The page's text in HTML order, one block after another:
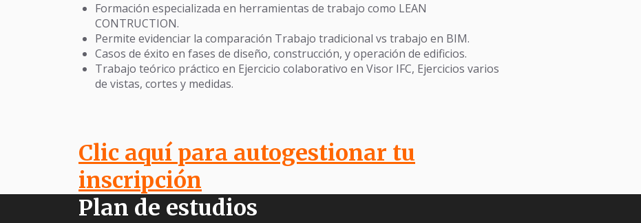
Formación especializada en herramientas de trabajo como LEAN
CONTRUCTION.
Permite evidenciar la comparación Trabajo tradicional vs trabajo en BIM.
Casos de éxito en fases de diseño, construcción, y operación de edificios.
Trabajo teórico práctico en Ejercicio colaborativo en Visor IFC, Ejercicios varios
de vistas, cortes y medidas.
Clic aquí para autogestionar tu
inscripción
Plan de estudios